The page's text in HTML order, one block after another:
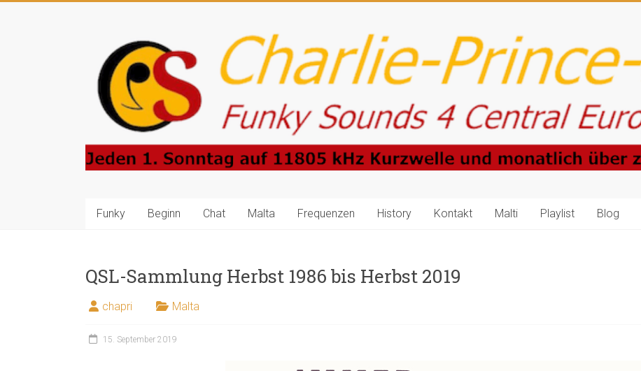
Charlie-
Prince-
Show
Funky
4
Central
Funky
Beginn Chat Malta Frequenzen History Kontakt Malti Playlist Blog
QSL-Sammlung Herbst 1986 bis Herbst 2019
chapri Malta
15. September 2019